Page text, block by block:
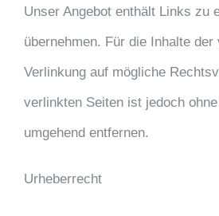
Unser Angebot enthält Links zu
übernehmen. Für die Inhalte
Verlinkung auf mögliche
verlinkten Seiten ist jedoch
umgehend entfernen.
Urheberrecht